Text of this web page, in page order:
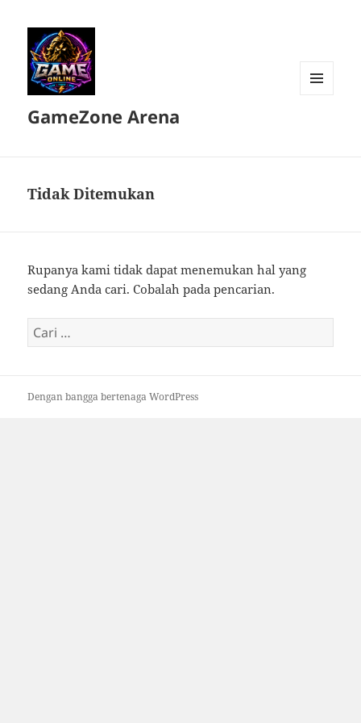
GameZone Arena
Tidak Ditemukan
Rupanya kami tidak dapat menemukan hal yang
sedang Anda cari. Cobalah pada pencarian.
Cari
untuk:
Dengan bangga bertenaga WordPress